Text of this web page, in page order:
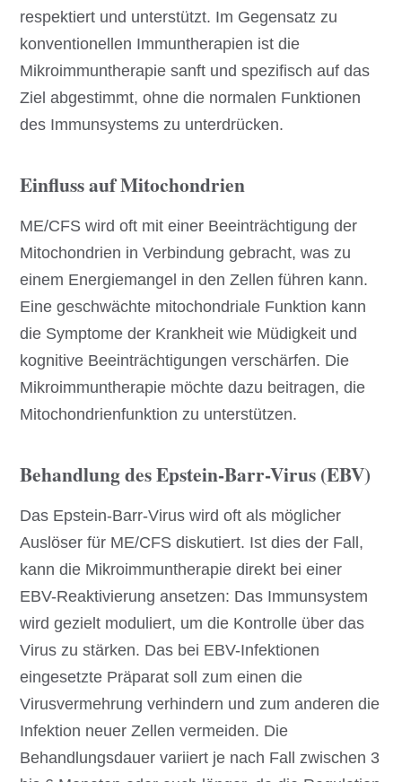
respektiert und unterstützt. Im Gegensatz zu
konventionellen Immuntherapien ist die
Mikroimmuntherapie sanft und spezifisch auf das
Ziel abgestimmt, ohne die normalen Funktionen
des Immunsystems zu unterdrücken.
Einfluss auf Mitochondrien
ME/CFS wird oft mit einer Beeinträchtigung der
Mitochondrien in Verbindung gebracht, was zu
einem Energiemangel in den Zellen führen kann.
Eine geschwächte mitochondriale Funktion kann
die Symptome der Krankheit wie Müdigkeit und
kognitive Beeinträchtigungen verschärfen. Die
Mikroimmuntherapie möchte dazu beitragen, die
Mitochondrienfunktion zu unterstützen.
Behandlung des Epstein-Barr-Virus (EBV)
Das Epstein-Barr-Virus wird oft als möglicher
Auslöser für ME/CFS diskutiert. Ist dies der Fall,
kann die Mikroimmuntherapie direkt bei einer
EBV-Reaktivierung ansetzen: Das Immunsystem
wird gezielt moduliert, um die Kontrolle über das
Virus zu stärken. Das bei EBV-Infektionen
eingesetzte Präparat soll zum einen die
Virusvermehrung verhindern und zum anderen die
Infektion neuer Zellen vermeiden. Die
Behandlungsdauer variiert je nach Fall zwischen 3